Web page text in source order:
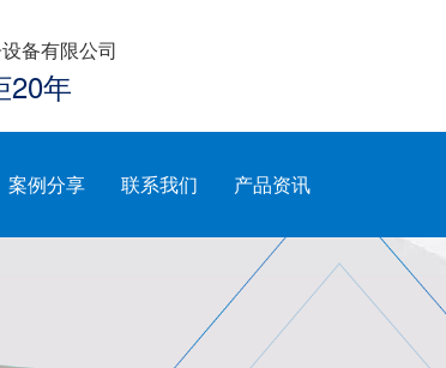
备有限公司
20年
案例分享 联系我们 产品资讯